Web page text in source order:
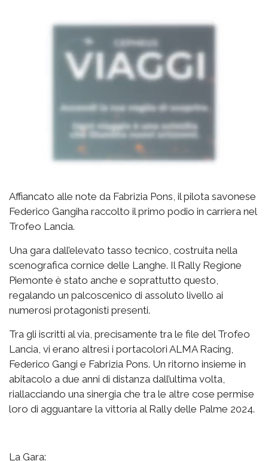
Affiancato alle note da Fabrizia Pons, il pilota savonese
Federico Gangiha raccolto il primo podio in carriera nel
Trofeo Lancia.
Una gara dall’elevato tasso tecnico, costruita nella
scenografica cornice delle Langhe. Il Rally Regione
Piemonte è stato anche e soprattutto questo,
regalando un palcoscenico di assoluto livello ai
numerosi protagonisti presenti.
Tra gli iscritti al via, precisamente tra le file del Trofeo
Lancia, vi erano altresì i portacolori ALMA Racing,
Federico Gangi e Fabrizia Pons. Un ritorno insieme in
abitacolo a due anni di distanza dall’ultima volta,
riallacciando una sinergia che tra le altre cose permise
loro di agguantare la vittoria al Rally delle Palme 2024.
La Gara: